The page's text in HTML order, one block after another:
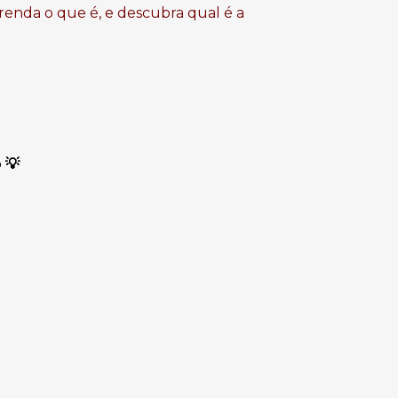
o que é, e descubra qual é a
💡